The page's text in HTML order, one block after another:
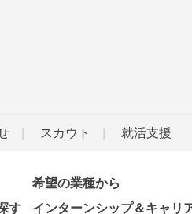
スカウト 就活支援
す
希望の業種から
インターンシップ＆キャリ